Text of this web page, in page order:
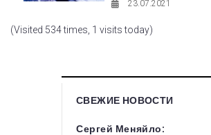
23.07.2021
(Visited 534 times, 1 visits today)
СВЕЖИЕ НОВОСТИ
Сергей Меняйло: